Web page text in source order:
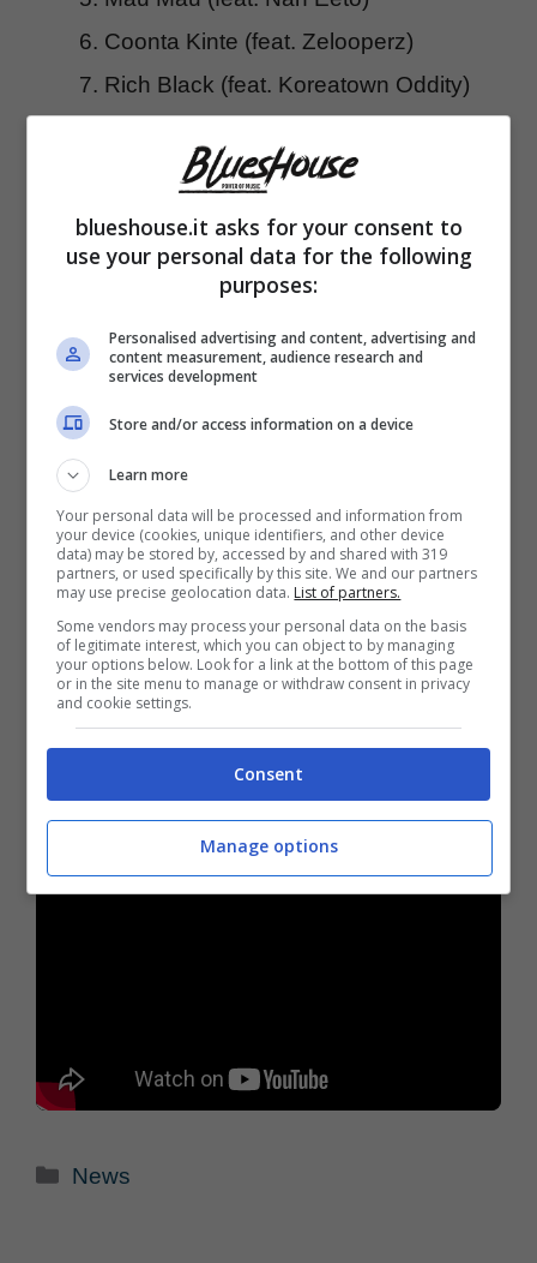
Coonta Kinte (feat. Zelooperz)
Rich Black (feat. Koreatown Oddity)
Gang On Holiday (Em I Go We?) (feat.
Jeremiah Jae)
Deer In Headlights (feat. Danny
Hurt Your Soul (feat. Nate Bone)
My Own (feat. Marlowe)
Cosmosis (feat. Ben Okri + Skepta)
There’s No End
Categorie
News
blueshouse.it asks for your consent to
use your personal data for the following
purposes:
Personalised advertising and content, advertising and
content measurement, audience research and
services development
Store and/or access information on a device
Learn more
Your personal data will be processed and information from
your device (cookies, unique identifiers, and other device
data) may be stored by, accessed by and shared with 319
partners, or used specifically by this site. We and our partners
may use precise geolocation data. List of partners.
Some vendors may process your personal data on the basis
of legitimate interest, which you can object to by managing
your options below. Look for a link at the bottom of this page
or in the site menu to manage or withdraw consent in privacy
and cookie settings.
Consent
Manage options